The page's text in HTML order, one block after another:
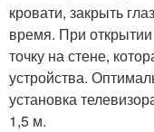
кровати, закрыть
время. При открытии
точку на стене,
устройства.
установка
1,5 м.